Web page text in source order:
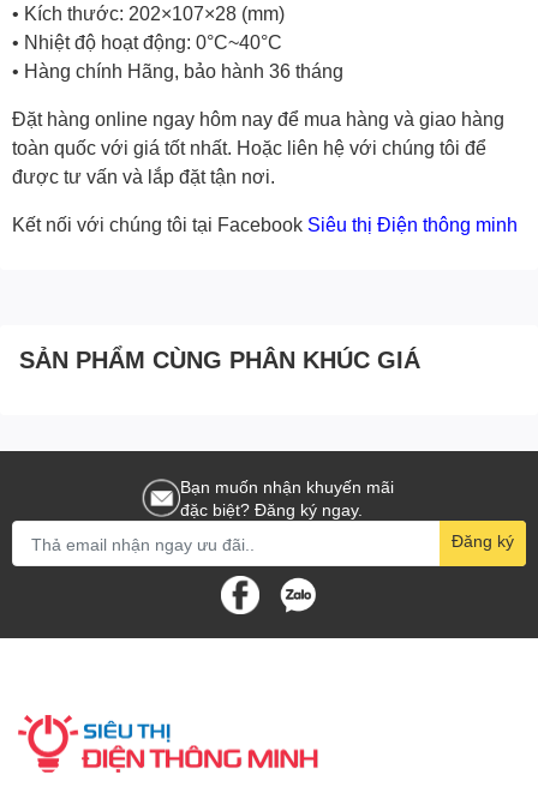
• Kích thước: 202×107×28 (mm)
• Nhiệt độ hoạt động: 0°C~40°C
• Hàng chính Hãng, bảo hành 36 tháng
Đặt hàng online ngay hôm nay để mua hàng và giao hàng
toàn quốc với giá tốt nhất. Hoặc liên hệ với chúng tôi để
được tư vấn và lắp đặt tận nơi.
Kết nối với chúng tôi tại Facebook Siêu thị Điện thông minh
SẢN PHẨM CÙNG PHÂN KHÚC GIÁ
Bạn muốn nhận khuyến mãi
đặc biệt? Đăng ký ngay.
Đăng ký